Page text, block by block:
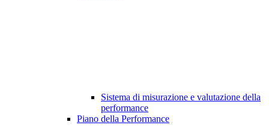
Sistema di misurazione e valutazione della
performance
Piano della Performance